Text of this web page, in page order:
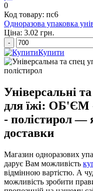
0
Код товару: пс6
Одноразова упаковка
Ціна: 3.02 грн.
-
Купити
Універсальні
для їжі: ОБ'ЄМ
- полістирол —
доставки
Магазин одноразових
дарує Вам можливість
відмінною вартістю. А
можливість зробити